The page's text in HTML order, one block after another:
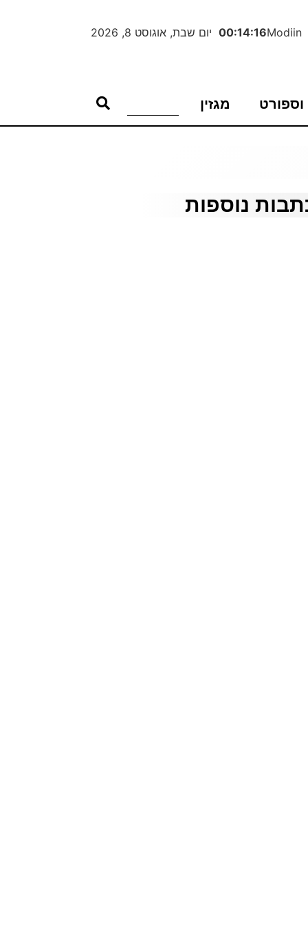
Modiin
00:14:17 יום שבת, אוגוסט 8, 2026
וספורט מגזין
נוספות